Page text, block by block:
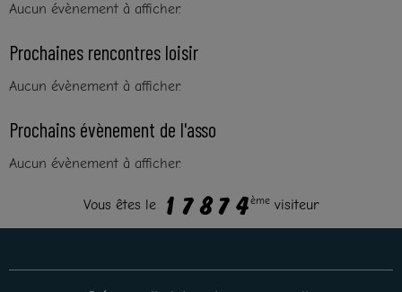
Aucun évènement à afficher.
Prochaines rencontres loisir
Aucun évènement à afficher.
Prochains évènement de l'asso
Aucun évènement à afficher.
Vous êtes le ème visiteur